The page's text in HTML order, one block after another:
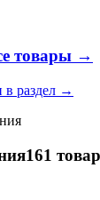
товары →
в раздел →
161